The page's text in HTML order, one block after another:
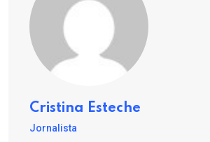
Cristina Esteche
Jornalista